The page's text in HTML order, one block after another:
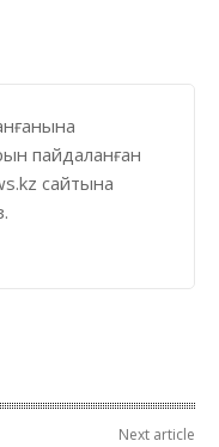
пайдаланған
сайтына
Next article